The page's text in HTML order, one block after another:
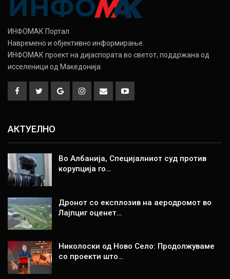
ИНФОМАК Портал
Навремено и објективно информирање.
ИНФОМАК проект на дијаспората во светот, поддржана од
исселеници од Македонија.
АКТУЕЛНО
Во Албанија, Специјалниот суд против
корупција го…
Дронот со експлозив на аеродромот во
Лајпциг оценет…
Николоски од Ново Село: Продолжуваме
со проекти што…